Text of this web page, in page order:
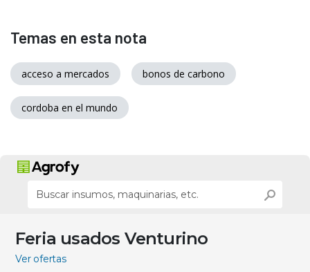
Temas en esta nota
acceso a mercados bonos de carbono
cordoba en el mundo
Feria usados Venturino
Ver ofertas